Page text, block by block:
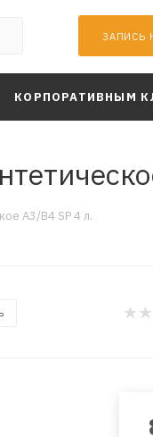
ЗАПИСЬ
КОРПОРАТИВНЫМ
A3/B4 SP 4 л.